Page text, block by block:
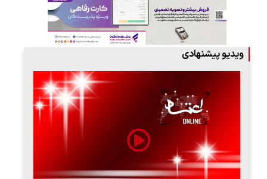
ویدیو پیشنهادی